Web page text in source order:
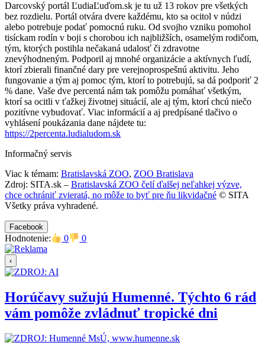
Darcovský portál ĽudiaĽuďom.sk je tu už 13 rokov pre všetkých
bez rozdielu. Portál otvára dvere každému, kto sa ocitol v núdzi
alebo potrebuje podať pomocnú ruku. Od svojho vzniku pomohol
tisíckam rodín v boji s chorobou ich najbližších, osamelým rodičom,
tým, ktorých postihla nečakaná udalosť či zdravotne
znevýhodneným. Podporil aj mnohé organizácie a aktívnych ľudí,
ktorí zbierali finančné dary pre verejnoprospešnú aktivitu. Jeho
fungovanie a tým aj pomoc tým, ktorí to potrebujú, sa dá podporiť 2
% dane. Vaše dve percentá nám tak pomôžu pomáhať všetkým,
ktorí sa ocitli v ťažkej životnej situácií, ale aj tým, ktorí chcú niečo
pozitívne vybudovať. Viac informácií a aj predpísané tlačivo o
vyhlásení poukázania dane nájdete tu:
https://2percenta.ludialudom.sk
Informačný servis
Viac k témam: Bratislavská ZOO, ZOO Bratislava
Zdroj: SITA.sk – Bratislavská ZOO čelí ďalšej neľahkej výzve,
chce ochrániť zvieratá, no môže to byť pre ňu likvidačné © SITA
Všetky práva vyhradené.
Facebook
Hodnotenie: 0 0
‹
Horúčavy sužujú Humenné. Týchto 6 rád
vám pomôže zvládnuť tropické dni